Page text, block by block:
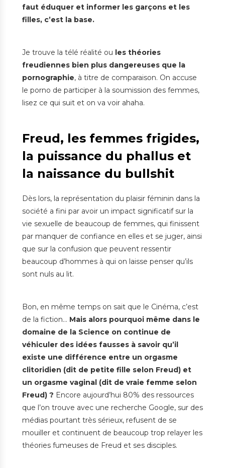
faut éduquer et informer les garçons et les
filles, c’est la base.
Je trouve la télé réalité ou les théories
freudiennes bien plus dangereuses que la
pornographie, à titre de comparaison. On accuse
le porno de participer à la soumission des femmes,
lisez ce qui suit et on va voir ahaha.
Freud, les femmes frigides,
la puissance du phallus et
la naissance du bullshit
Dès lors, la représentation du plaisir féminin dans la
société a fini par avoir un impact significatif sur la
vie sexuelle de beaucoup de femmes, qui finissent
par manquer de confiance en elles et se juger, ainsi
que sur la confusion que peuvent ressentir
beaucoup d’hommes à qui on laisse penser qu’ils
sont nuls au lit.
Bon, en même temps on sait que le Cinéma, c’est
de la fiction… Mais alors pourquoi même dans le
domaine de la Science on continue de
véhiculer des idées fausses à savoir qu’il
existe une différence entre un orgasme
clitoridien (dit de petite fille selon Freud) et
un orgasme vaginal (dit de vraie femme selon
Freud) ? Encore aujourd’hui 80% des ressources
que l’on trouve avec une recherche Google, sur des
médias pourtant très sérieux, refusent de se
mouiller et continuent de beaucoup trop relayer les
théories fumeuses de Freud et ses disciples.